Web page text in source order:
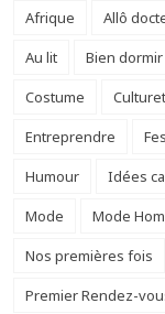
Afrique Allô
Au lit
Bien dormir
Costume
Entreprendre
Humour
Idées
Mode
Mode
Nos premières fois
Premier Rendez-